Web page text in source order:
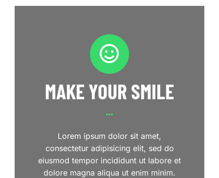
MAKE YOUR SMILE
Lorem ipsum dolor sit amet,
consectetur adipisicing elit, sed do
eiusmod tempor incididunt ut labore et
dolore magna aliqua ut enim minim.